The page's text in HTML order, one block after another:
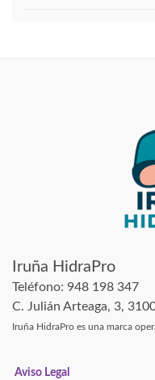
Iruña HidraPro
Teléfono: 948 198 347
C. Julián Arteaga, 3,
Iruña HidraPro es una marca
Aviso Legal